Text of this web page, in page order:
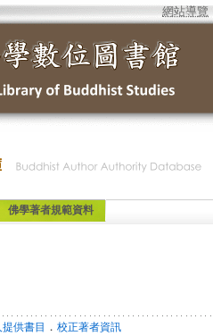
網站導覽
佛學著者規範資料
供書目 ． 校正著者資訊